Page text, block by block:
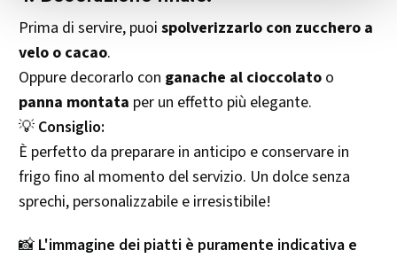
Prima di servire, puoi spolverizzarlo con zucchero a
velo o cacao.
Oppure decorarlo con ganache al cioccolato o
panna montata per un effetto più elegante.
💡 Consiglio:
È perfetto da preparare in anticipo e conservare in
frigo fino al momento del servizio. Un dolce senza
sprechi, personalizzabile e irresistibile!
📸 L'immagine dei piatti è puramente indicativa e